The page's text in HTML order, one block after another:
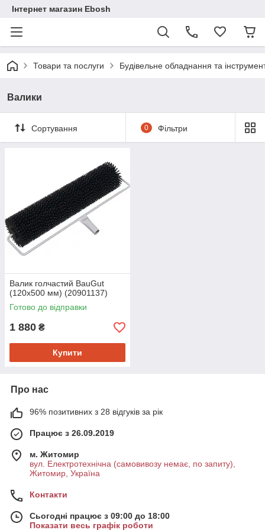
Інтернет магазин Ebosh
Товари та послуги Будівельне обладнання та
Валики
Сортування 0 Фільтри
Валик голчастий BauGut
(120x500 мм) (20901137)
Готово до відправки
1 880 ₴
Купити
Про нас
96% позитивних з 28 відгуків за рік
Працює з 26.09.2019
м. Житомир
вул. Електротехнічна (самовивозу немає, по запиту),
Житомир, Україна
Контакти
Сьогодні працює з 09:00 до 18:00
Показати весь графік роботи